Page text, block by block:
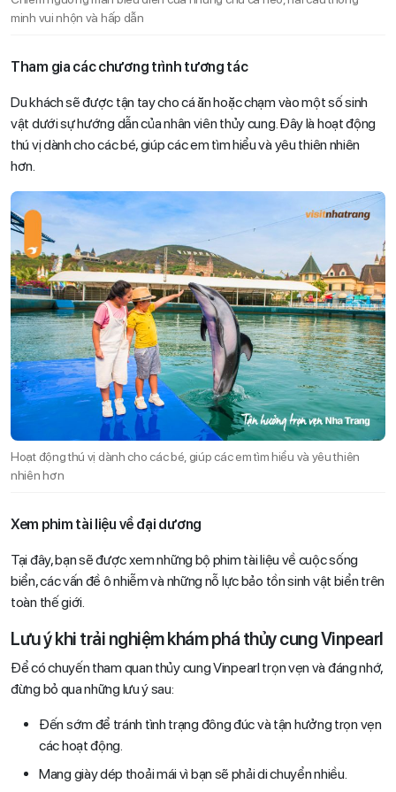
minh vui nhộn và hấp dẫn
Tham gia các chương trình tương tác
Du khách sẽ được tận tay cho cá ăn hoặc chạm vào một số sinh
vật dưới sự hướng dẫn của nhân viên thủy cung. Đây là hoạt động
thú vị dành cho các bé, giúp các em tìm hiểu và yêu thiên nhiên
hơn.
Hoạt động thú vị dành cho các bé, giúp các em tìm hiểu và yêu thiên
nhiên hơn
Xem phim tài liệu về đại dương
Tại đây, bạn sẽ được xem những bộ phim tài liệu về cuộc sống
biển, các vấn đề ô nhiễm và những nỗ lực bảo tồn sinh vật biển trên
toàn thế giới.
Lưu ý khi trải nghiệm khám phá thủy cung Vinpearl
Để có chuyến tham quan thủy cung Vinpearl trọn vẹn và đáng nhớ,
đừng bỏ qua những lưu ý sau:
Đến sớm để tránh tình trạng đông đúc và tận hưởng trọn vẹn
các hoạt động.
Mang giày dép thoải mái vì bạn sẽ phải di chuyển nhiều.